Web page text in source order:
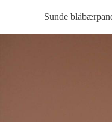
Sunde